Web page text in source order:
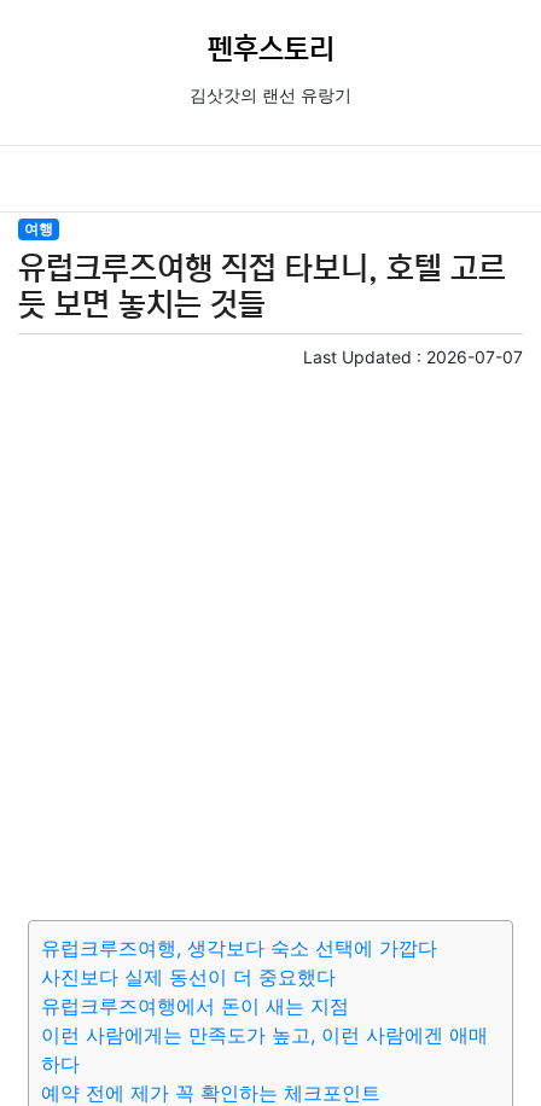
펜후스토리
김삿갓의 랜선 유랑기
여행
유럽크루즈여행 직접 타보니, 호텔 고르
듯 보면 놓치는 것들
Last Updated : 2026-07-07
유럽크루즈여행, 생각보다 숙소 선택에 가깝다
사진보다 실제 동선이 더 중요했다
유럽크루즈여행에서 돈이 새는 지점
이런 사람에게는 만족도가 높고, 이런 사람에겐 애매
하다
예약 전에 제가 꼭 확인하는 체크포인트